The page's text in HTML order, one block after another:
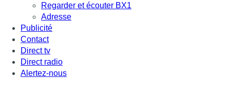
Regarder et écouter BX1
Adresse
Publicité
Contact
Direct tv
Direct radio
Alertez-nous